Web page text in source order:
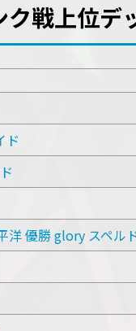
戦上位デ
ド
洋 優勝 glory スペル